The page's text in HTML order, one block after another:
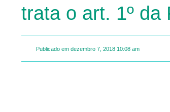
trata o art. 1º da
Publicado em dezembro 7, 2018 10:08 am